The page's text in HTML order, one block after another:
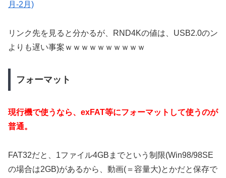
月-2月)
リンク先を見ると分かるが、RND4Kの値は、USB2.0のン
よりも遅い事案ｗｗｗｗｗｗｗｗｗｗ
フォーマット
現行機で使うなら、exFAT等にフォーマットして使うのが
普通。
FAT32だと、1ファイル4GBまでという制限(Win98/98SE
の場合は2GB)があるから、動画(＝容量大)とかだと保存で